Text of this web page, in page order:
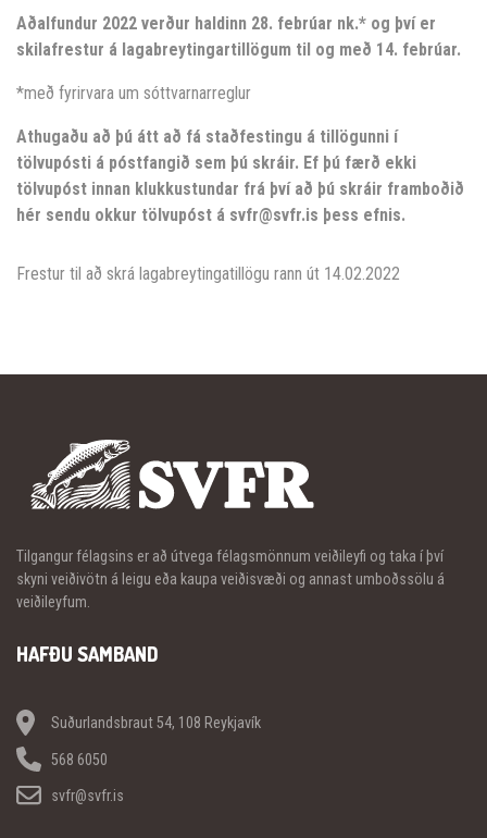
Aðalfundur 2022 verður haldinn 28. febrúar nk.* og því er
skilafrestur á lagabreytingartillögum til og með 14. febrúar.
*með fyrirvara um sóttvarnarreglur
Athugaðu að þú átt að fá staðfestingu á tillögunni í
tölvupósti á póstfangið sem þú skráir. Ef þú færð ekki
tölvupóst innan klukkustundar frá því að þú skráir framboðið
hér sendu okkur tölvupóst á svfr@svfr.is þess efnis.
Frestur til að skrá lagabreytingatillögu rann út 14.02.2022
Tilgangur félagsins er að útvega félagsmönnum veiðileyfi og taka í því
skyni veiðivötn á leigu eða kaupa veiðisvæði og annast umboðssölu á
veiðileyfum.
HAFÐU SAMBAND
Suðurlandsbraut 54, 108 Reykjavík
568 6050
svfr@svfr.is